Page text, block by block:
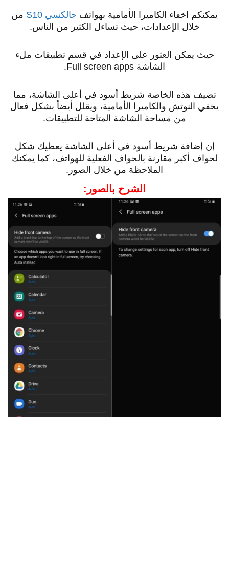
يمكنكم اخفاء الكاميرا الأمامية بهواتف جالكسي S10
من
خلال الإعدادات، حيث تساءل الكثير من الناس.
حيث يمكن العثور على الإعداد في قسم تطبيقات ملء
الشاشة Full screen apps.
تضيف هذه الخاصة شريط أسود في أعلى الشاشة، مما
يخفي النوتش والكاميرا الأمامية، ويقلل أيضاً بشكل فعال
من مساحة الشاشة المتاحة للتطبيقات.
إن إضافة شريط أسود في أعلى الشاشة يعطيك شكل
لحواف أكبر مقارنة بالحواف الفعلية للهواتف، كما يمكنك
الملاحظة من خلال الصور.
الشرح بالصور: